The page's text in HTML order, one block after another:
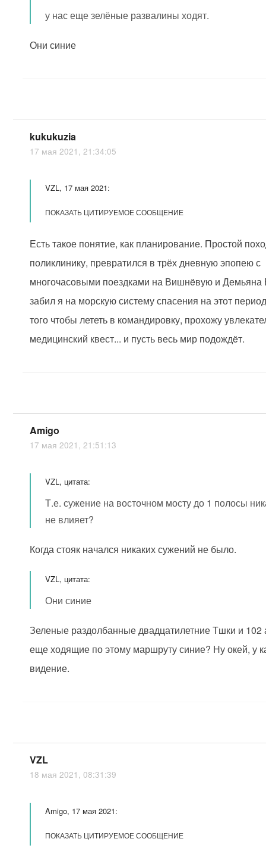
у нас еще зелёные развалины ходят.
Они синие
kukukuzia
17 мая 2021, 21:34:05
VZL, 17 мая 2021:
ПОКАЗАТЬ ЦИТИРУЕМОЕ СООБЩЕНИЕ
Есть такое понятие, как планирование. Простой
поликлинику, превратился в трёх дневную эпопею с
многочасовыми поездками на Вишнëвую и Демьяна
забил я на морскую систему спасения на этот
того чтобы лететь в командировку, прохожу
медицинский квест... и пусть весь мир подождëт.
Amigo
17 мая 2021, 21:51:13
VZL, цитата:
Т.е. сужение на восточном мосту до 1 полосы
не влияет?
Когда стояк начался никаких сужений не было.
VZL, цитата:
Они синие
Зеленые раздолбанные двадцатилетние Тшки и 102
еще ходящие по этому маршруту синие? Ну окей, у
видение.
VZL
18 мая 2021, 08:31:39
Amigo, 17 мая 2021:
ПОКАЗАТЬ ЦИТИРУЕМОЕ СООБЩЕНИЕ